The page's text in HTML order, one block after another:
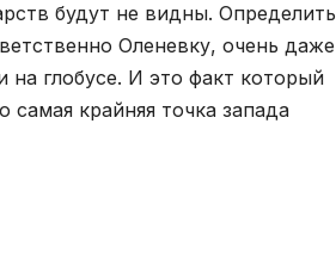
будут не видны. Определить
Оленевку, очень даже
глобусе. И это факт который
крайняя точка запада